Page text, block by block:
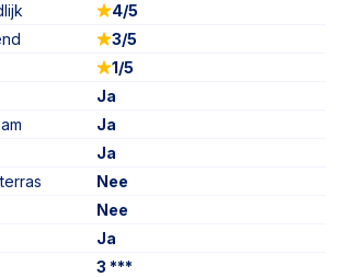
4/5
3/5
1/5
Ja
Ja
Ja
Nee
Nee
Ja
3 ***